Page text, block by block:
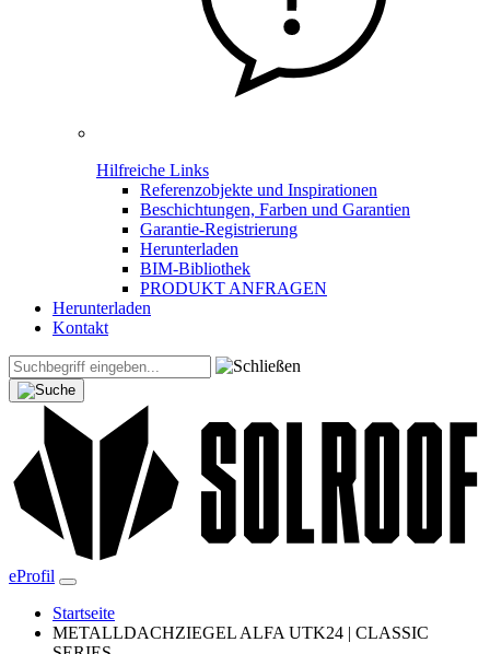
Hilfreiche Links
Referenzobjekte und Inspirationen
Beschichtungen, Farben und Garantien
Garantie-Registrierung
Herunterladen
BIM-Bibliothek
PRODUKT ANFRAGEN
Herunterladen
Kontakt
eProfil
Startseite
METALLDACHZIEGEL ALFA UTK24 | CLASSIC